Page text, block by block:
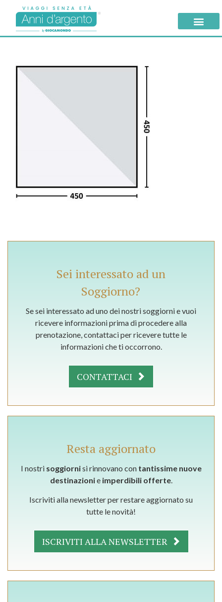
Sei interessato ad un
Soggiorno?
Se sei interessato ad uno dei nostri soggiorni e vuoi
ricevere informazioni prima di procedere alla
prenotazione, contattaci per ricevere tutte le
informazioni che ti occorrono.
CONTATTACI
Resta aggiornato
I nostri soggiornisi rinnovano con tantissime nuove
destinazionie imperdibili offerte.
Iscriviti alla newsletter per restare aggiornato su
tutte le novità!
ISCRIVITI ALLA NEWSLETTER